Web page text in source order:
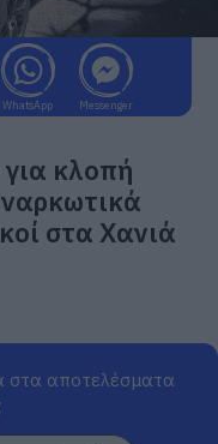
WhatsApp Messenger
κλοπή
στα Χανιά
στα αποτελέσματα